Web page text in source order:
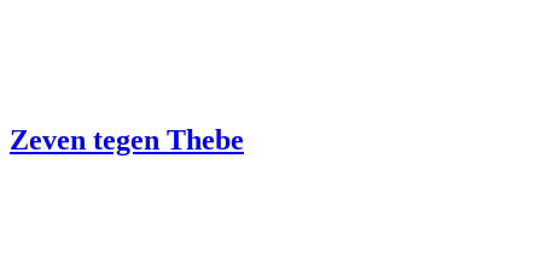
Zeven tegen Thebe